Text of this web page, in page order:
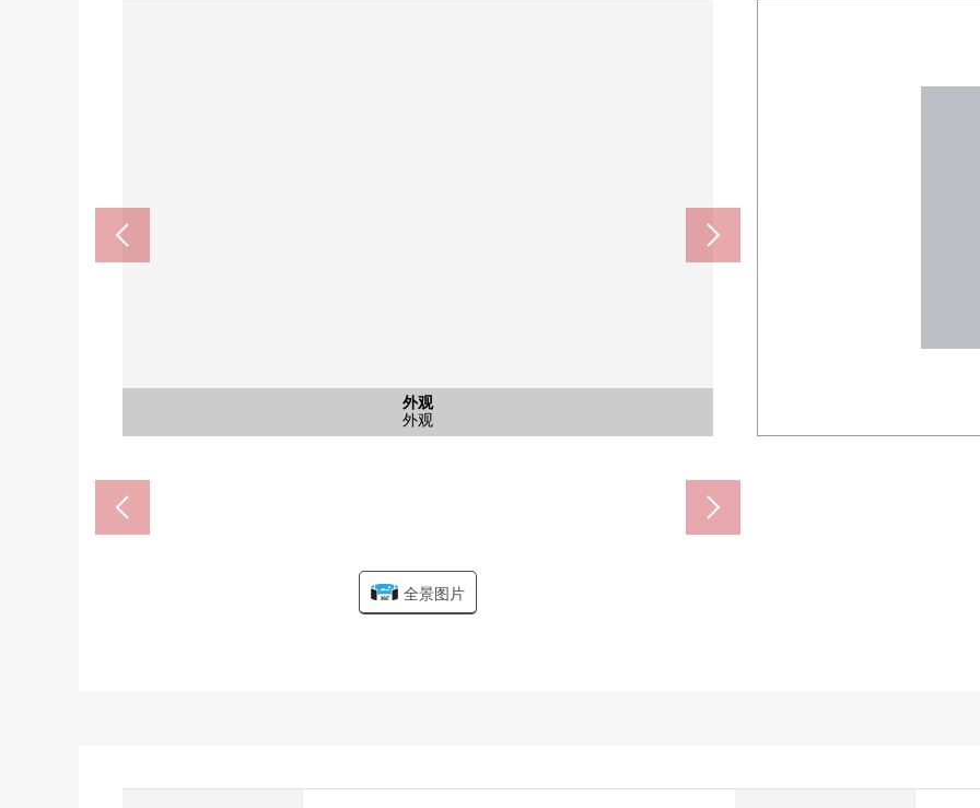
外观
外观
客厅
LDK
客厅
LDK
客厅
LDK
厨房
厨房
厨房
厨房
厨房
厨房
公共汽车
公共汽车
其他
防水洗衣机底座
洗脸
洗脸
西式房间
西式房间
西式房间
西式房间
西式房间
西式房间
西式房间
西式房间
厕所
厕所
阳台
阳台
风景
风景
风景
风景
停车场
停车场
大厅
入口大厅
共有部分
共有部分
入口
入口
入口
入口
入口
入口
入口
防盗门周围的样子
共有部分
共有部分
入口
入口
其他
设备
外观
外观
外观
外观
外观
外观
全景图片